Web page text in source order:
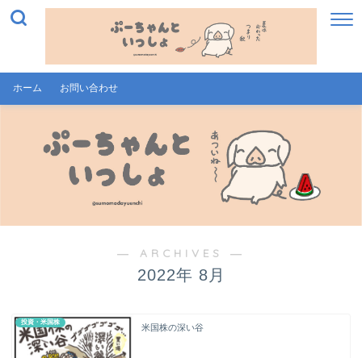
ホーム お問い合わせ
― ARCHIVES ―
2022年 8月
投資・米国株
米国株の深い谷